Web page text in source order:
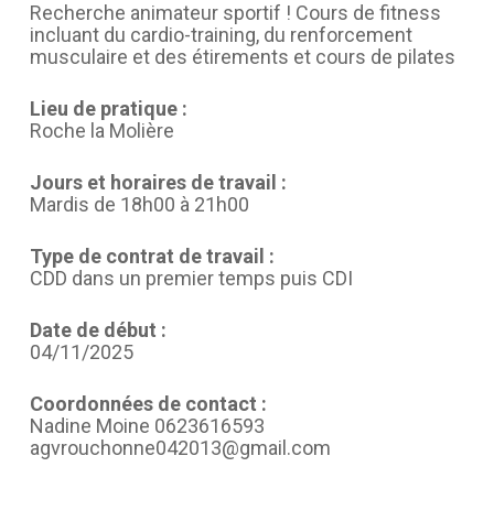
Recherche animateur sportif ! Cours de fitness
incluant du cardio-training, du renforcement
musculaire et des étirements et cours de pilates
Lieu de pratique :
Roche la Molière
Jours et horaires de travail :
Mardis de 18h00 à 21h00
Type de contrat de travail :
CDD dans un premier temps puis CDI
Date de début :
04/11/2025
Coordonnées de contact :
Nadine Moine 0623616593
agvrouchonne042013@gmail.com